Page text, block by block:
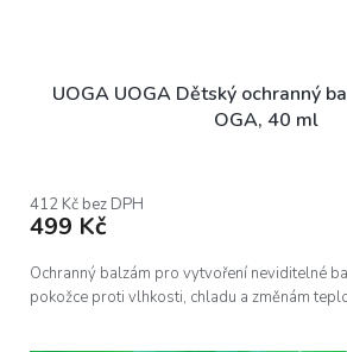
UOGA UOGA Dětský ochranný
OGA, 40 ml
412 Kč bez DPH
499 Kč
Ochranný balzám pro vytvoření neviditelné
pokožce proti vlhkosti, chladu a změnám